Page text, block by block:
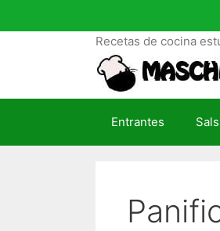
a
l
Recetas de cocina
Entrantes